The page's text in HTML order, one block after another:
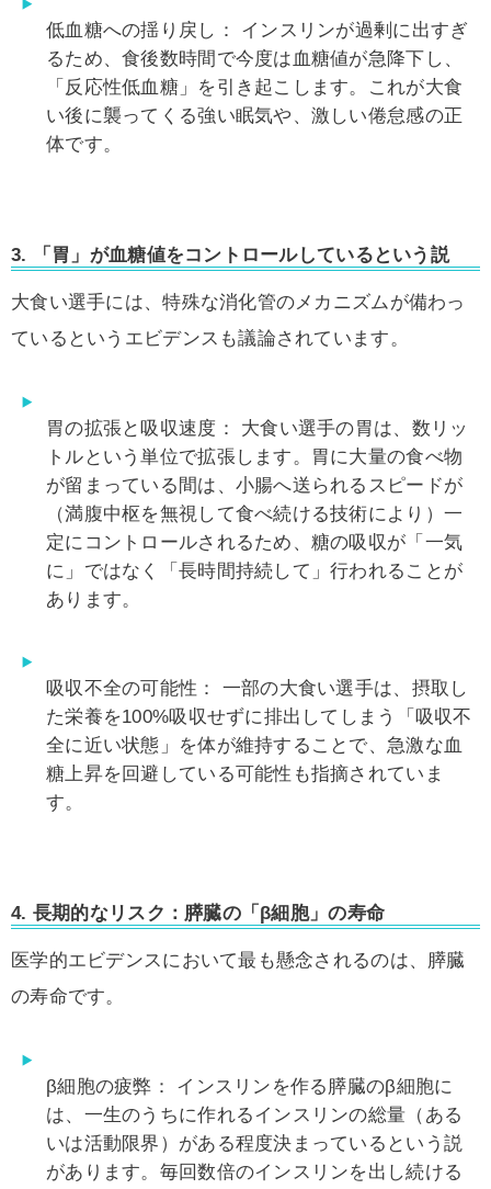
低血糖への揺り戻し：
インスリンが過剰に出すぎ
るため、食後数時間で今度は血糖値が急降下し、
「反応性低血糖」を引き起こします。これが大食
い後に襲ってくる強い眠気や、激しい倦怠感の正
体です。
3. 「胃」が血糖値をコントロールしているという説
大食い選手には、特殊な消化管のメカニズムが備わっ
ているというエビデンスも議論されています。
胃の拡張と吸収速度：
大食い選手の胃は、数リッ
トルという単位で拡張します。胃に大量の食べ物
が留まっている間は、小腸へ送られるスピードが
（満腹中枢を無視して食べ続ける技術により）一
定にコントロールされるため、糖の吸収が「一気
に」ではなく「長時間持続して」行われることが
あります。
吸収不全の可能性：
一部の大食い選手は、摂取し
た栄養を100%吸収せずに排出してしまう「吸収不
全に近い状態」を体が維持することで、急激な血
糖上昇を回避している可能性も指摘されていま
す。
4. 長期的なリスク：膵臓の「β細胞」の寿命
医学的エビデンスにおいて最も懸念されるのは、膵臓
の寿命です。
β細胞の疲弊：
インスリンを作る膵臓のβ細胞に
は、一生のうちに作れるインスリンの総量（ある
いは活動限界）がある程度決まっているという説
があります。毎回数倍のインスリンを出し続ける